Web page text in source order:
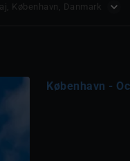
København, Danmark
København -